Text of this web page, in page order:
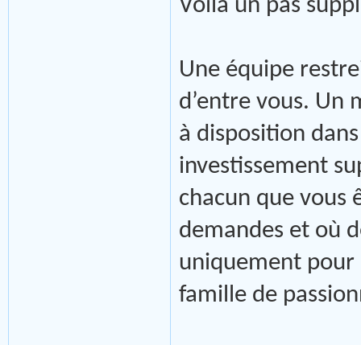
Voilà un pas
Une équipe
d’entre vous. Un
à disposition
investissement
chacun que vous
demandes et où
uniquement pour
famille de